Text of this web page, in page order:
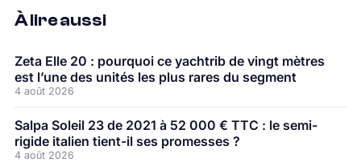
À lire aussi
Zeta Elle 20 : pourquoi ce yachtrib de vingt mètres
est l’une des unités les plus rares du segment
4 août 2026
Salpa Soleil 23 de 2021 à 52 000 € TTC : le semi-
rigide italien tient-il ses promesses ?
4 août 2026